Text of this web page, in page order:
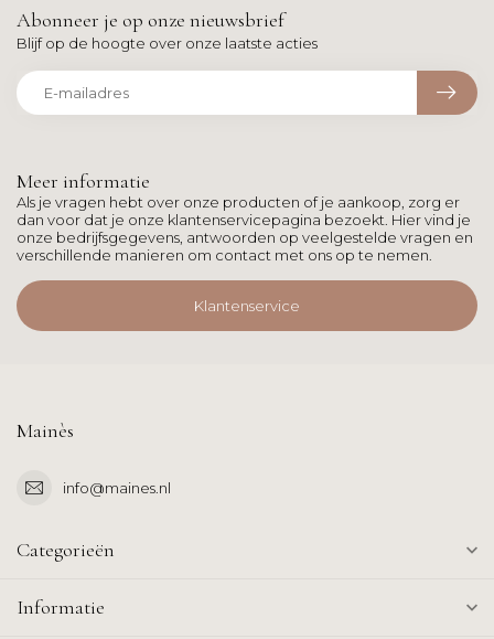
Meer informatie
Als je vragen hebt over onze producten of je aankoop, zorg er
dan voor dat je onze klantenservicepagina bezoekt. Hier vind je
onze bedrijfsgegevens, antwoorden op veelgestelde vragen en
verschillende manieren om contact met ons op te nemen.
Klantenservice
Abonneer je op onze nieuwsbrief
Blijf op de hoogte over onze laatste acties
Mainès
info@maines.nl
Categorieën
Informatie